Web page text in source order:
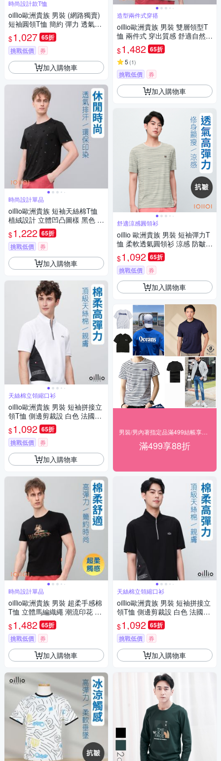
時尚設計款T恤
oillio歐洲貴族 男裝 (網路獨賣)
短袖圓領T恤 簡約 彈力 透氣吸
濕排汗 立體剪裁 藏青色 法國品
牌
$1,027 65折
挑戰低價 券
加入購物車
時尚設計單品
oillio歐洲貴族 短袖天絲棉T恤
植絨設計 立體凹凸圖樣 黑色 男
女裝 法國品牌
$1,222 65折
挑戰低價 券
加入購物車
天絲棉立領縮口衫
oillio歐洲貴族 男裝 短袖拼接立
領T恤 側邊剪裁設 白色 法國品
牌 有大尺碼
$1,092 65折
挑戰低價 券
加入購物車
時尚設計單品
oillio歐洲貴族 男裝 超柔手感棉
T恤 立體馬編織繩 潮流印花 黑
色 男女裝 法國品牌
$1,482 65折
挑戰低價 券
加入購物車
造型兩件式穿搭
oillio歐洲貴族 男裝 雙層領型T
恤 兩件式 穿出質感 舒適自然棉
男女裝 黑色 法國品牌 有大尺碼
$1,482 65折
5 (1)
挑戰低價 券
加入購物車
舒適涼感圓領衫
oillio 歐洲貴族 男裝 短袖彈力T
恤 柔軟透氣圓領衫 涼感 防皺
修身顯瘦 灰綠色 法國品牌
$1,092 65折
挑戰低價 券
加入購物車
滿499享88折
天絲棉立領縮口衫
oillio歐洲貴族 男裝 短袖拼接立
領T恤 側邊剪裁設 白色 法國品
牌
$1,092 65折
挑戰低價 券
加入購物車